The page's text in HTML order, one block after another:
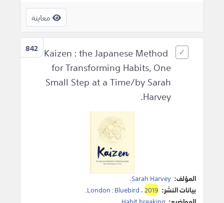
معاينة
842 Kaizen : the Japanese Method
for Transforming Habits, One
Small Step at a Time/by Sarah
Harvey.
المؤلف: Sarah Harvey
.
بيانات النشر:
London:Bluebird ،2019
.